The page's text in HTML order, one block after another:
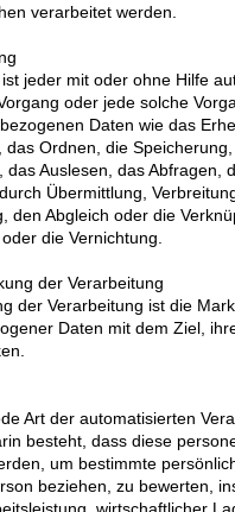
verarbeitet werden.
jeder mit oder ohne Hilfe
oder jede solche
Daten wie das
das Ordnen, die
das Auslesen, das Abfragen,
Übermittlung,
den Abgleich oder die
die Vernichtung.
der Verarbeitung
der Verarbeitung ist die
Daten mit dem Ziel,
Art der automatisierten
besteht, dass diese
um bestimmte
beziehen, zu bewerten,